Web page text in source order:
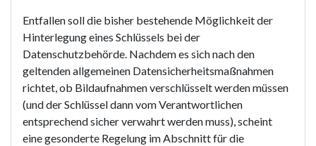
Entfallen soll die bisher bestehende Möglichkeit der
Hinterlegung eines Schlüssels bei der
Datenschutzbehörde. Nachdem es sich nach den
geltenden allgemeinen Datensicherheitsmaßnahmen
richtet, ob Bildaufnahmen verschlüsselt werden müssen
(und der Schlüssel dann vom Verantwortlichen
entsprechend sicher verwahrt werden muss), scheint
eine gesonderte Regelung im Abschnitt für die